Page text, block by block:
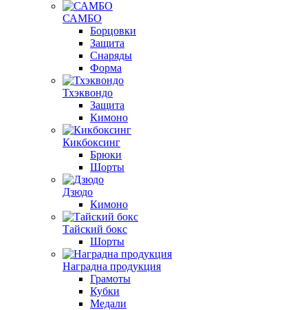
САМБО
Борцовки
Защита
Снаряды
Форма
Тхэквондо
Защита
Кимоно
Кикбоксинг
Брюки
Шорты
Дзюдо
Кимоно
Тайский бокс
Шорты
Наградна продукция
Грамоты
Кубки
Медали